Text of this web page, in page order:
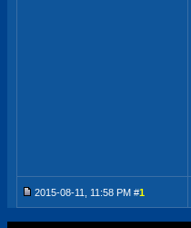
2015-08-11, 11:58 PM #1